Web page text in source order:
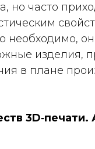
часто
необходимо,
изделия,
в плане